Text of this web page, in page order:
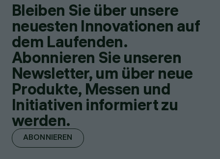
Bleiben Sie über unsere
neuesten Innovationen auf
dem Laufenden.
Abonnieren Sie unseren
Newsletter, um über neue
Produkte, Messen und
Initiativen informiert zu
werden.
ABONNIEREN